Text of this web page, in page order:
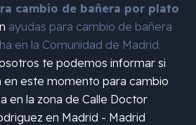
cambio de bañera por plato
ayudas para cambio de bañera
en la Comunidad de Madrid.
te podemos informar si
en este momento para cambio
en la zona deCalle Doctor
en Madrid - Madrid